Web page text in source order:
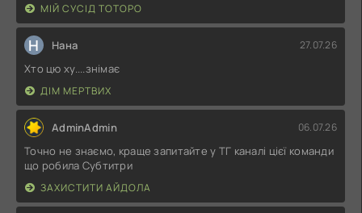
МІЙ СУСІД ТОТОРО
Н Нана 27.07.26
Хто цю ху....знімає
ДІМ МЕРТВИХ
AdminAdmin 06.07.26
Точно не знаємо, краще запитайте у ТГ каналі цієї команди
що робила Субтитри
ЗАХИСТИТИ АЙДОЛА